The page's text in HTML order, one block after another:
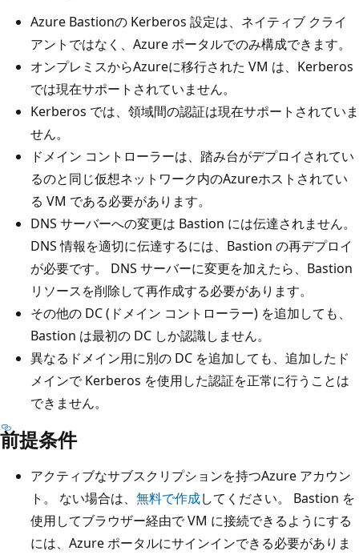
Azure Bastionの Kerberos 設定は、ネイティブ クライ
アントではなく、Azure ポータルでのみ構成できます。
オンプレミスからAzureに移行された VM は、Kerberos
では現在サポートされていません。
Kerberos では、領域間の認証は現在サポートされていま
せん。
ドメイン コントローラーは、踏み台がデプロイされてい
るのと同じ仮想ネットワーク内のAzureホストされてい
る VM である必要があります。
DNS サーバーへの変更は Bastion には伝達されません。
DNS 情報を適切に伝達するには、Bastion の再デプロイ
が必要です。 DNS サーバーに変更を加えたら、Bastion
リソースを削除して再作成する必要があります。
その他の DC (ドメイン コントローラー) を追加しても、
Bastion は最初の DC しか認識しません。
異なるドメイン用に別の DC を追加しても、追加したド
メインで Kerberos を使用した認証を正常に行うことは
できません。
前提条件
アクティブなサブスクリプションを持つAzure アカウン
ト。 ない場合は、 無料で作成してください。 Bastion を
使用してブラウザー経由で VM に接続できるようにする
には、Azure ポータルにサインインできる必要がありま